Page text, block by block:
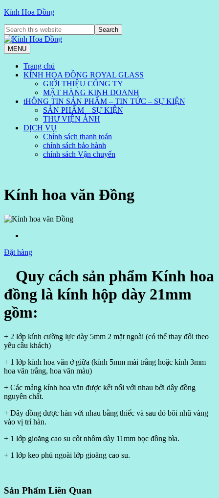
Kính Hoa Đồng
MENU
Trang chủ
KÍNH HOA ĐỒNG ROYAL GLASS
GIỚI THIỆU CÔNG TY
MẶT HÀNG KINH DOANH
tHÔNG TIN SẢN PHẨM – TIN TỨC – SỰ KIỆN
SẢN PHẨM – SỰ KIỆN
THƯ VIỆN ẢNH
DỊCH VỤ
Chính sách thanh toán
chính sách bảo hành
chính sách Vận chuyển
Kính hoa văn Đồng
Đặt hàng
Quy cách sản phẩm Kính hoa
đồng là kính hộp dày 21mm
gồm:
+ 2 lớp kính cường lực dày 5mm 2 mặt ngoài (có thể thay đổi theo
yêu cầu khách)
+ 1 lớp kính hoa văn ở giữa (kính 5mm mài trắng hoặc kính 3mm
hoa văn trắng, hoa văn màu)
+ Các mảng kính hoa văn được kết nối với nhau bởi dây đồng
nguyên chất.
+ Dây đồng được hàn với nhau bằng thiếc và sau đó bôi nhũ vàng
vào vị trí hàn.
+ 1 lớp gioăng cao su cốt nhôm dày 11mm bọc đồng bìa.
+ 1 lớp keo phủ ngoài lớp gioăng cao su.
Sản Phẩm Liên Quan